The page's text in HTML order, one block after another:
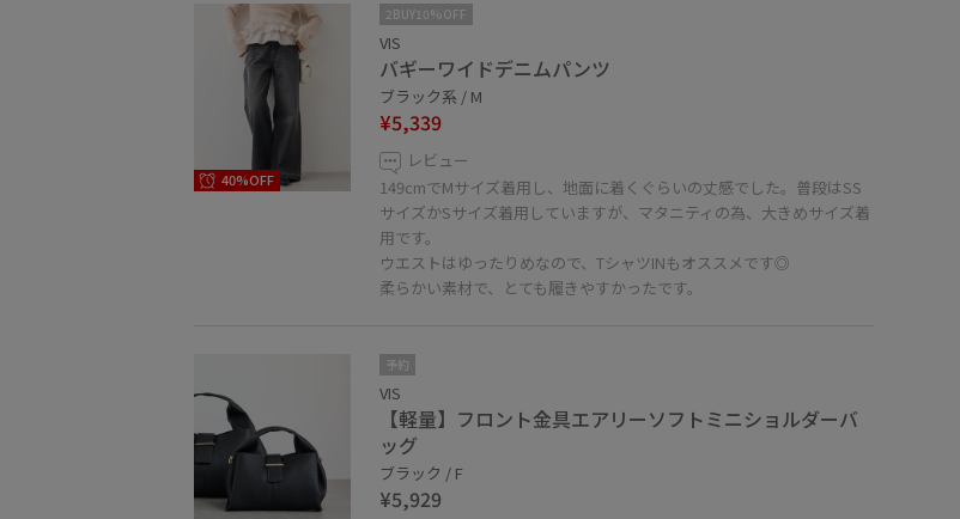
40%OFF
2BUY10%OFF
VIS
バギーワイドデニムパンツ
ブラック系 / M
¥5,339
レビュー
149cmでMサイズ着用し、地面に着くぐらいの丈感でした。普段はSS
サイズかSサイズ着用していますが、マタニティの為、大きめサイズ着
用です。
ウエストはゆったりめなので、TシャツINもオススメです◎
柔らかい素材で、とても履きやすかったです。
予約
VIS
【軽量】フロント金具エアリーソフトミニショルダーバ
ッグ
ブラック / F
¥5,929